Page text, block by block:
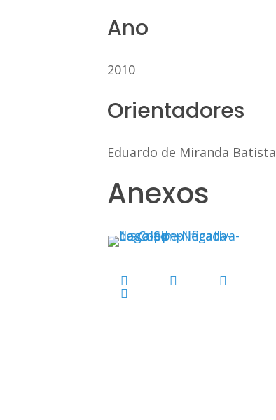
Ano
2010
Orientadores
Eduardo de Miranda Batista
Anexos